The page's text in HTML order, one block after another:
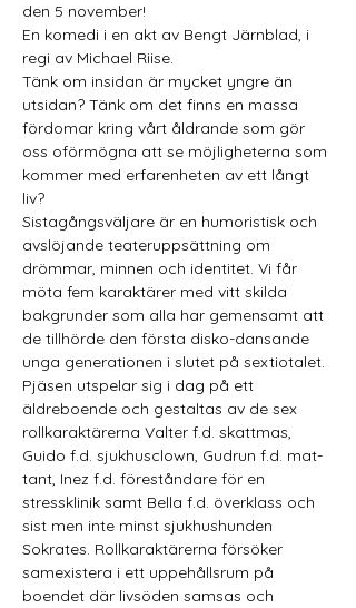
den 5 november!
En komedi i en akt av Bengt Järnblad, i
regi av Michael Riise.
Tänk om insidan är mycket yngre än
utsidan? Tänk om det finns en massa
fördomar kring vårt åldrande som gör
oss oförmögna att se möjligheterna som
kommer med erfarenheten av ett långt
liv?
Sistagångsväljare är en humoristisk och
avslöjande teateruppsättning om
drömmar, minnen och identitet. Vi får
möta fem karaktärer med vitt skilda
bakgrunder som alla har gemensamt att
de tillhörde den första disko-dansande
unga generationen i slutet på sextiotalet.
Pjäsen utspelar sig i dag på ett
äldreboende och gestaltas av de sex
rollkaraktärerna Valter f.d. skattmas,
Guido f.d. sjukhusclown, Gudrun f.d. mat-
tant, Inez f.d. föreståndare för en
stressklinik samt Bella f.d. överklass och
sist men inte minst sjukhushunden
Sokrates. Rollkaraktärerna försöker
samexistera i ett uppehållsrum på
boendet där livsöden samsas och